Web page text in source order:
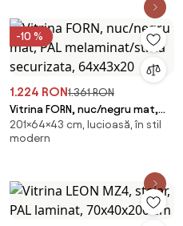
-10 %
1.224 RON1.361 RON
Vitrina FORN, nuc/negru mat,
PAL melaminat/sticla
securizata, 64x43x20
201×64×43 cm, lucioasă, în stil
modern